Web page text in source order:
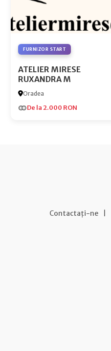
FURNIZOR START
ATELIER MIRESE
RUXANDRA M
Oradea
De la 2.000 RON
Contactați-ne